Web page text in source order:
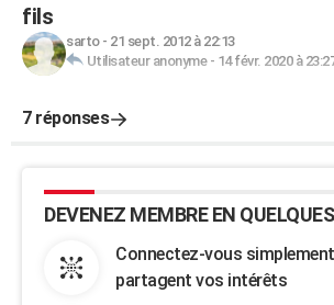
fils
sarto- 21 sept. 2012 à 22:13
Utilisateur anonyme- 14 févr. 2020 à
7 réponses
DEVENEZ MEMBRE EN
Connectez-vous
partagent vos intérêts